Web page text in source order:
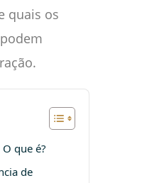
quais os
que é?
de